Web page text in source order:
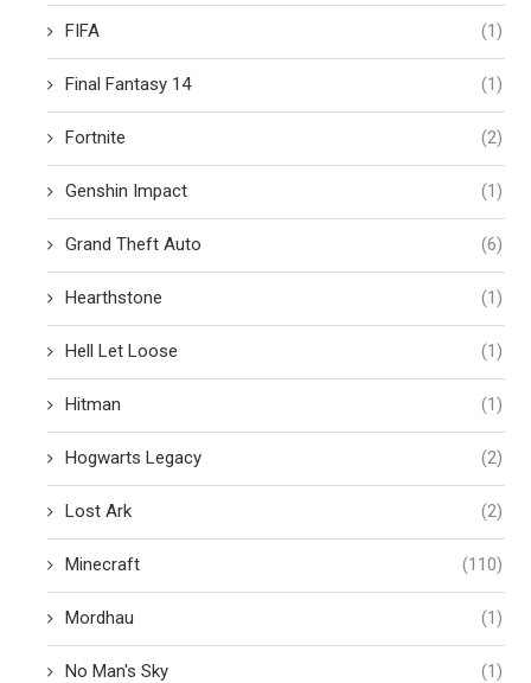
FIFA (1)
Final Fantasy 14 (1)
Fortnite (2)
Genshin Impact (1)
Grand Theft Auto (6)
Hearthstone (1)
Hell Let Loose (1)
Hitman (1)
Hogwarts Legacy (2)
Lost Ark (2)
Minecraft (110)
Mordhau (1)
No Man's Sky (1)